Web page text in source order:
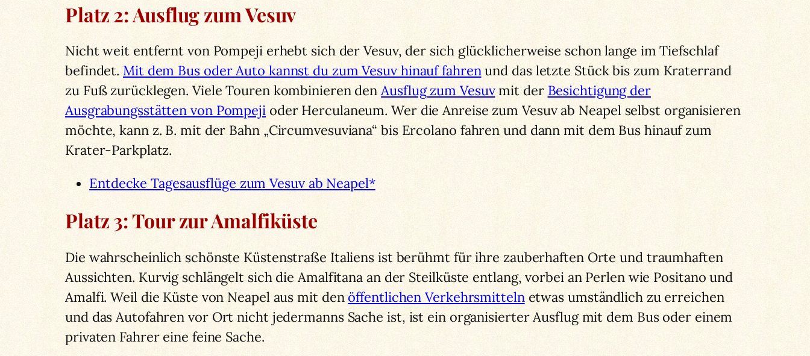
Platz 2: Ausflug zum Vesuv
Nicht weit entfernt von Pompeji erhebt sich der Vesuv, der sich glücklicherweise schon lange im Tiefschlaf
befindet. Mit dem Bus oder Auto kannst du zum Vesuv hinauf fahrenund das letzte Stück bis zum Kraterrand
zu Fuß zurücklegen. Viele Touren kombinieren denAusflug zum Vesuvmit der Besichtigung der
Ausgrabungsstätten von Pompeji oder Herculaneum. Wer die Anreise zum Vesuv ab Neapel selbst organisieren
möchte, kann z. B. mit der Bahn „Circumvesuviana“ bis Ercolano fahren und dann mit dem Bus hinauf zum
Krater-Parkplatz.
Entdecke Tagesausflüge zum Vesuv ab Neapel*
Platz 3: Tour zur Amalfiküste
Die wahrscheinlich schönste Küstenstraße Italiens ist berühmt für ihre zauberhaften Orte und traumhaften
Aussichten. Kurvig schlängelt sich die Amalfitana an der Steilküste entlang, vorbei an Perlen wie Positano und
Amalfi. Weil die Küste von Neapel aus mit den öffentlichen Verkehrsmitteln etwas umständlich zu erreichen
und das Autofahren vor Ort nicht jedermanns Sache ist, ist ein organisierter Ausflug mit dem Bus oder einem
privaten Fahrer eine feine Sache.